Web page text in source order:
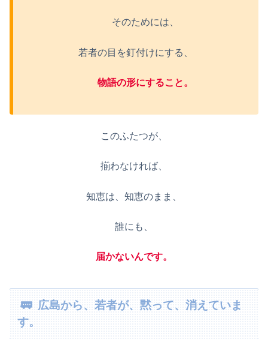
そのためには、
若者の目を釘付けにする、
物語の形にすること。
このふたつが、
揃わなければ、
知恵は、知恵のまま、
誰にも、
届かないんです。
🚃 広島から、若者が、黙って、消えていま
す。